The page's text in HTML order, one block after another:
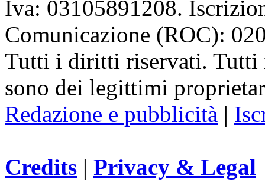
Iva: 03105891208.
Comunicazione (ROC):
Tutti i diritti riservati. Tutti
sono dei legittimi
Redazione e pubblicità |
Credits | Privacy & Legal